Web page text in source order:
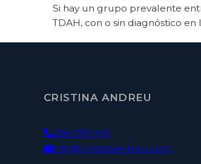
Si hay un grupo prevalente
TDAH, con o sin diagnóstico en
CRISTINA ANDREU
666 093 445
info@cristinaandreu.com